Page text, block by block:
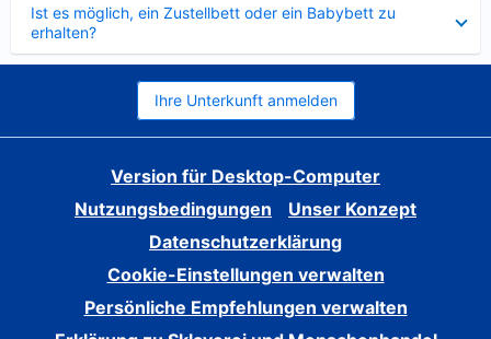
Ist es möglich, ein Zustellbett oder ein Babybett zu
erhalten?
Ihre Unterkunft anmelden
Version für Desktop-Computer
Nutzungsbedingungen
Unser Konzept
Datenschutzerklärung
Cookie-Einstellungen verwalten
Persönliche Empfehlungen verwalten